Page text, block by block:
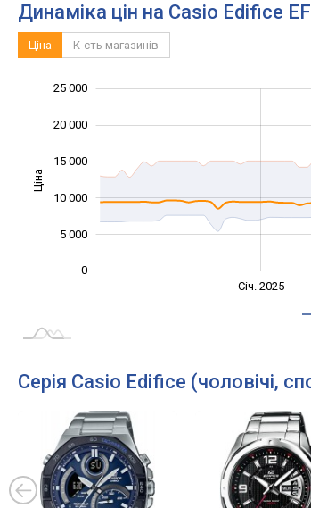
Динаміка цін на Casio Edifice
Ціна К-сть магазинів
Ціна
0
5 000
10 000
15 000
20 000
25 000
Січ. 2025
Серія Casio Edifice (чоловічі,